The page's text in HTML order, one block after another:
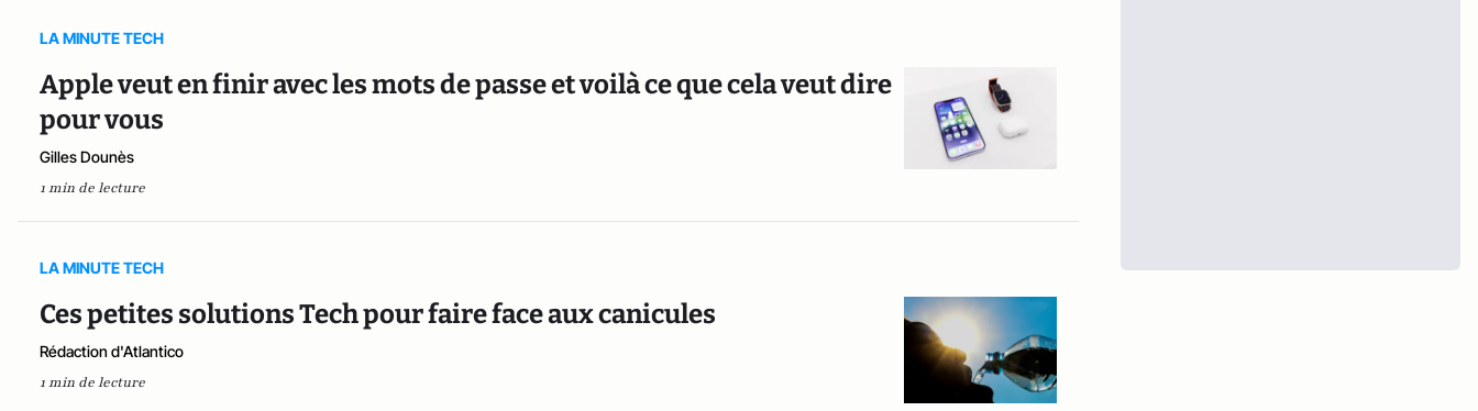
LA MINUTE TECH
Apple veut en finir avec les mots de passe et voilà ce que cela veut dire
pour vous
Gilles Dounès
1 min de lecture
LA MINUTE TECH
Ces petites solutions Tech pour faire face aux canicules
Rédaction d'Atlantico
1 min de lecture